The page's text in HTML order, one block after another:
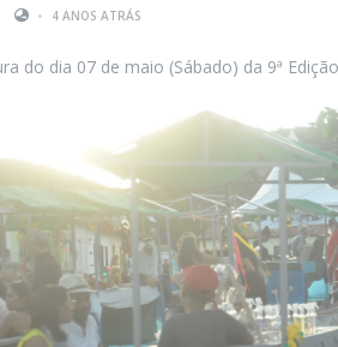
• 4 ANOS ATRÁS
do dia 07 de maio (Sábado) da 9ª